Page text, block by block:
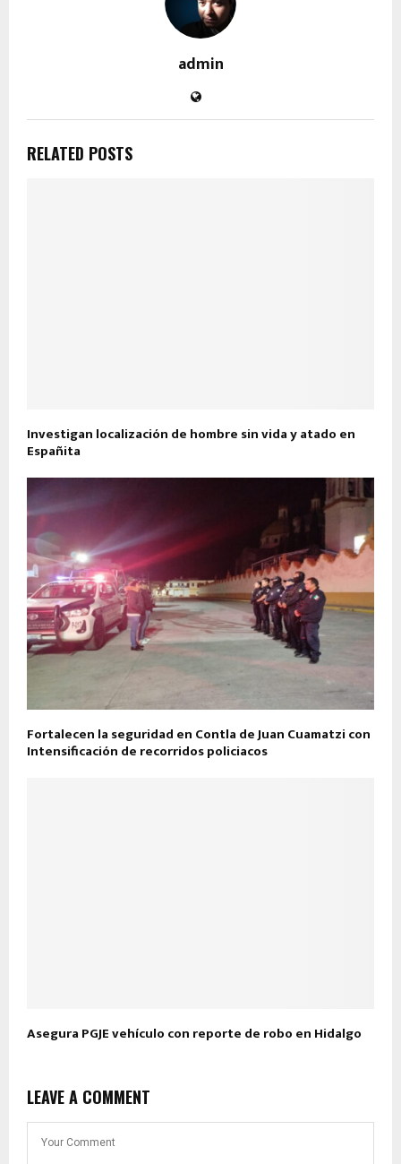
admin
RELATED POSTS
Investigan localización de hombre sin vida y atado en
Españita
Fortalecen la seguridad en Contla de Juan Cuamatzi con
Intensificación de recorridos policiacos
Asegura PGJE vehículo con reporte de robo en Hidalgo
LEAVE A COMMENT